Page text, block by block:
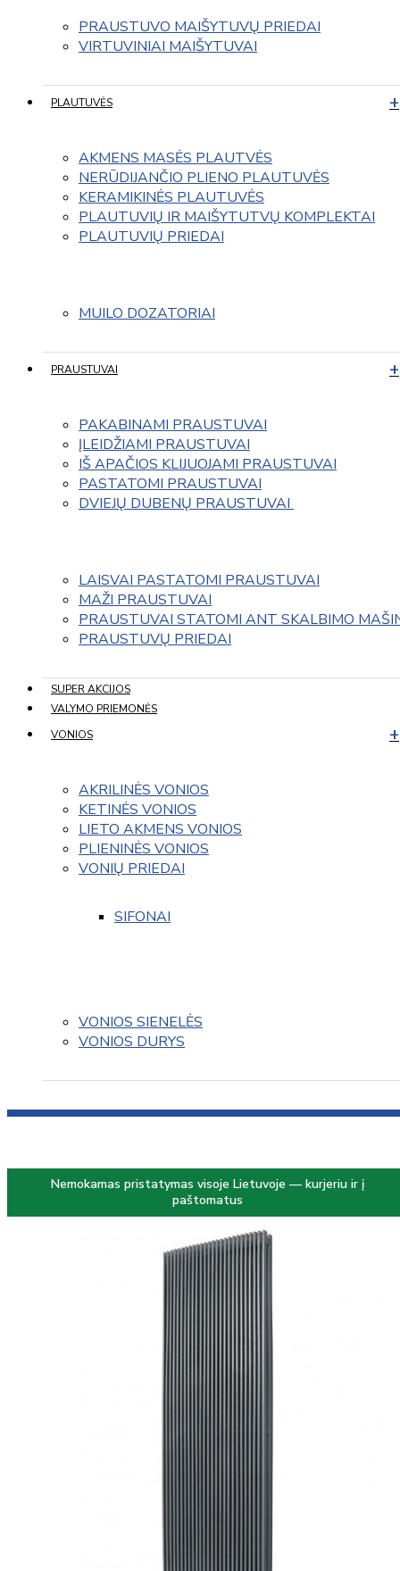
PRAUSTUVO MAIŠYTUVŲ PRIEDAI
VIRTUVINIAI MAIŠYTUVAI
PLAUTUVĖS
AKMENS MASĖS PLAUTVĖS
NERŪDIJANČIO PLIENO PLAUTUVĖS
KERAMIKINĖS PLAUTUVĖS
PLAUTUVIŲ IR MAIŠYTUTVŲ KOMPLEKTAI
PLAUTUVIŲ PRIEDAI
MUILO DOZATORIAI
PRAUSTUVAI
PAKABINAMI PRAUSTUVAI
ĮLEIDŽIAMI PRAUSTUVAI
IŠ APAČIOS KLIJUOJAMI PRAUSTUVAI
PASTATOMI PRAUSTUVAI
DVIEJŲ DUBENŲ PRAUSTUVAI
LAISVAI PASTATOMI PRAUSTUVAI
MAŽI PRAUSTUVAI
PRAUSTUVAI STATOMI ANT SKALBIMO
PRAUSTUVŲ PRIEDAI
SUPER AKCIJOS
VALYMO PRIEMONĖS
VONIOS
AKRILINĖS VONIOS
KETINĖS VONIOS
LIETO AKMENS VONIOS
PLIENINĖS VONIOS
VONIŲ PRIEDAI
SIFONAI
VONIOS SIENELĖS
VONIOS DURYS
Nemokamas pristatymas visoje Lietuvoje — kurjeriu ir į
paštomatus